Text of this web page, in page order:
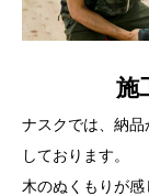
施
ナスクでは、納
しております。
木のぬくもりが